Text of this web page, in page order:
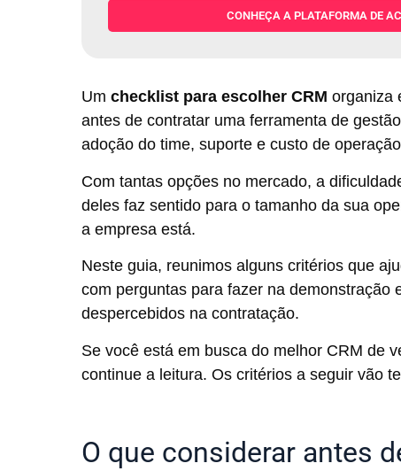
CONHEÇA A PLATAFORMA DE
Um checklist para escolher CRM organiza
antes de contratar uma ferramenta de
adoção do time, suporte e custo de
Com tantas opções no mercado, a
deles faz sentido para o tamanho da sua
a empresa está.
Neste guia, reunimos alguns critérios que
com perguntas para fazer na demonstração
despercebidos na contratação.
Se você está em busca do melhor CRM de
continue a leitura. Os critérios a seguir vão
O que considerar antes